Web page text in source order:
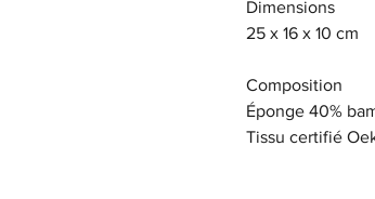
Dimensions
25 x 16 x 10 cm
Composition
Éponge 40%
Tissu certifié